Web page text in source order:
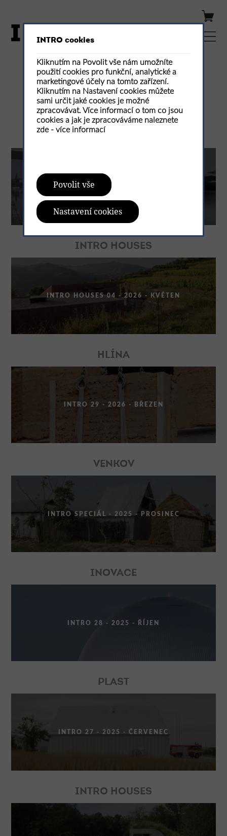
INTRO cookies
Kliknutím na Povolit vše nám umožníte
použití cookies pro funkční, analytické a
marketingové účely na tomto zařízení.
Kliknutím na Nastavení cookies můžete
sami určit jaké cookies je možné
zpracovávat. Více informací o tom co jsou
cookies a jak je zpracováváme naleznete
zde - více informací
Povolit vše
Nastavení cookies
Publikovaná čísla
INTRO 30 - 2026 - ČERVENEC
INTRO HOUSES
INTRO HOUSES 04 - 2026 - KVĚTEN
HLÍNA
INTRO 29 - 2026 - BŘEZEN
VENKOV
INTRO SPECIÁL - 2025 - PROSINEC
INOVACE
INTRO 28 - 2025 - ŘÍJEN
PLAST
INTRO 27 - 2025 - ČERVENEC
INTRO HOUSES